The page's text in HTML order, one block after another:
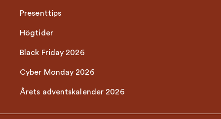
Presenttips
Högtider
Black Friday 2026
Cyber Monday 2026
Årets adventskalender 2026